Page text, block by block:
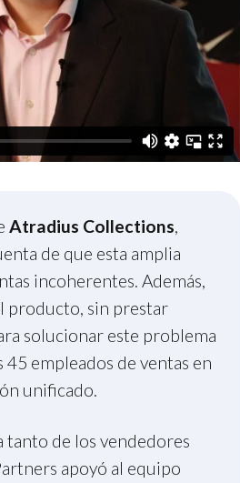
Atradius Collections,
de que esta amplia
incoherentes. Además,
producto, sin prestar
solucionar este problema
empleados de ventas en
unificado.
tanto de los vendedores
apoyó al equipo